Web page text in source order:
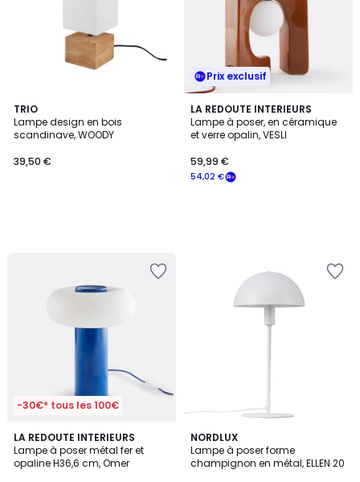
TRIO
Lampe design en bois
scandinave, WOODY
39,50 €
Prix exclusif
LA REDOUTE INTERIEURS
Lampe à poser, en céramique
et verre opalin, VESLI
54,02 €
59,99 €
-30€* tous les 100€
LA REDOUTE INTERIEURS
Lampe à poser métal fer et
opaline H36,6 cm, Omer
4,8
/ 5
2
Couleurs
NORDLUX
Lampe à poser forme
champignon en métal, ELLEN 20
4
Couleurs